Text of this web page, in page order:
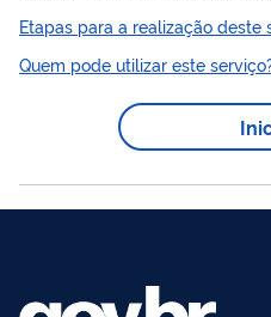
dissertações e trabalhos
objetivo de ampliar o acesso à
com a legislação de direitos autorais
CETEM (Dr. Adão Benvindo da
mais de 30.000 publicações
acervo é...
Etapas para a realização deste
Quem pode utilizar este